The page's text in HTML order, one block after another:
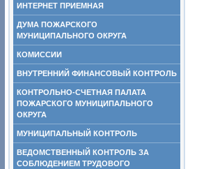
ИНТЕРНЕТ ПРИЕМНАЯ
ДУМА ПОЖАРСКОГО
МУНИЦИПАЛЬНОГО ОКРУГА
КОМИССИИ
ВНУТРЕННИЙ ФИНАНСОВЫЙ КОНТРОЛЬ
КОНТРОЛЬНО-СЧЕТНАЯ ПАЛАТА
ПОЖАРСКОГО МУНИЦИПАЛЬНОГО
ОКРУГА
МУНИЦИПАЛЬНЫЙ КОНТРОЛЬ
ВЕДОМСТВЕННЫЙ КОНТРОЛЬ ЗА
СОБЛЮДЕНИЕМ ТРУДОВОГО